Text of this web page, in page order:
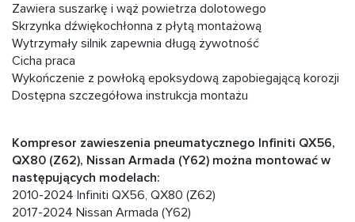
Zawiera suszarkę i wąż powietrza dolotowego
Skrzynka dźwiękochłonna z płytą montażową
Wytrzymały silnik zapewnia długą żywotność
Cicha praca
Wykończenie z powłoką epoksydową zapobiegającą korozji
Dostępna szczegółowa instrukcja montażu
Kompresor zawieszenia pneumatycznego Infiniti QX56,
QX80 (Z62), Nissan Armada (Y62) można montować w
następujących modelach:
2010-2024 Infiniti QX56, QX80 (Z62)
2017-2024 Nissan Armada (Y62)